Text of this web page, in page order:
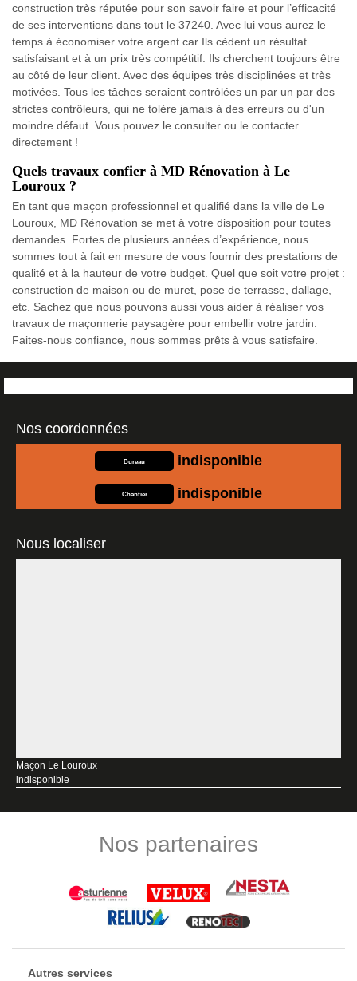
construction très réputée pour son savoir faire et pour l’efficacité
de ses interventions dans tout le 37240. Avec lui vous aurez le
temps à économiser votre argent car Ils cèdent un résultat
satisfaisant et à un prix très compétitif. Ils cherchent toujours être
au côté de leur client. Avec des équipes très disciplinées et très
motivées. Tous les tâches seraient contrôlées un par un par des
strictes contrôleurs, qui ne tolère jamais à des erreurs ou d'un
moindre défaut. Vous pouvez le consulter ou le contacter
directement !
Quels travaux confier à MD Rénovation à Le
Louroux ?
En tant que maçon professionnel et qualifié dans la ville de Le
Louroux, MD Rénovation se met à votre disposition pour toutes
demandes. Fortes de plusieurs années d’expérience, nous
sommes tout à fait en mesure de vous fournir des prestations de
qualité et à la hauteur de votre budget. Quel que soit votre projet :
construction de maison ou de muret, pose de terrasse, dallage,
etc. Sachez que nous pouvons aussi vous aider à réaliser vos
travaux de maçonnerie paysagère pour embellir votre jardin.
Faites-nous confiance, nous sommes prêts à vous satisfaire.
Nos coordonnées
Bureau indisponible
Chantier indisponible
Nous localiser
Maçon Le Louroux
indisponible
Nos partenaires
Autres services